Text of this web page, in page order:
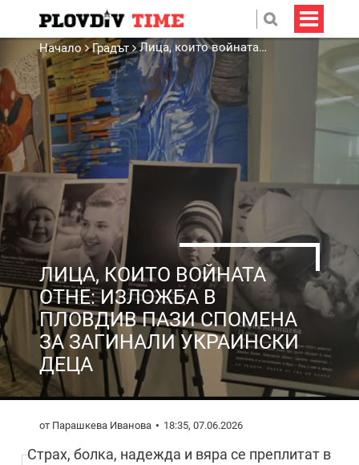
Начало Градът Лица, които войната отне: Изложба в Пловдив пази спомена за загинали украински деца
ЛИЦА, КОИТО ВОЙНАТА
ОТНЕ: ИЗЛОЖБА В
ПЛОВДИВ ПАЗИ СПОМЕНА
ЗА ЗАГИНАЛИ УКРАИНСКИ
ДЕЦА
от Парашкева Иванова 18:35, 07.06.2026
Страх, болка, надежда и вяра се преплитат в